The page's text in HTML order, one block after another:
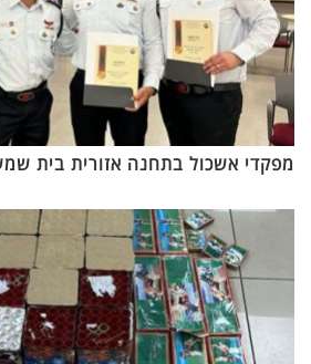
מפקדי אשכול בתחנה אזורית בית